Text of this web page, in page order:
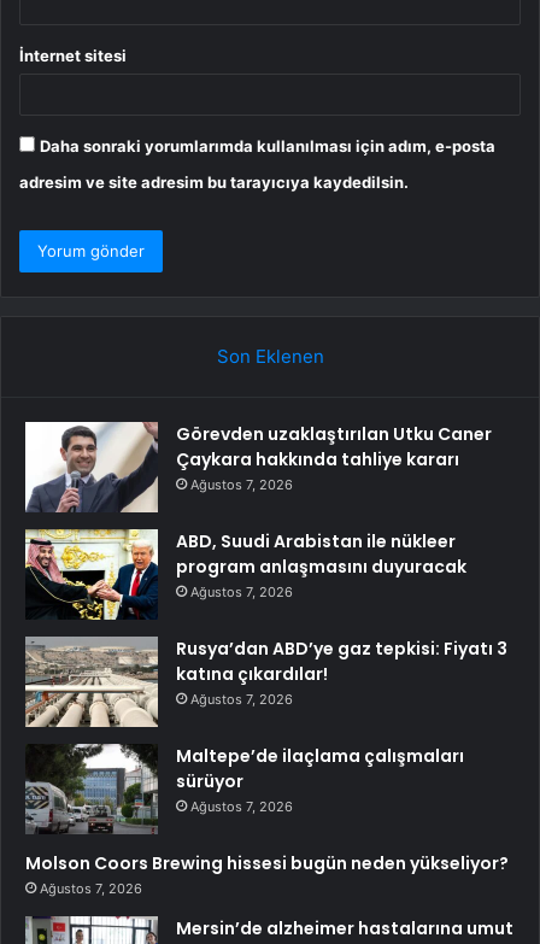
İnternet sitesi
Daha sonraki yorumlarımda kullanılması için adım, e-posta
adresim ve site adresim bu tarayıcıya kaydedilsin.
Son Eklenen
Görevden uzaklaştırılan Utku Caner
Çaykara hakkında tahliye kararı
Ağustos 7, 2026
ABD, Suudi Arabistan ile nükleer
program anlaşmasını duyuracak
Ağustos 7, 2026
Rusya’dan ABD’ye gaz tepkisi: Fiyatı 3
katına çıkardılar!
Ağustos 7, 2026
Maltepe’de ilaçlama çalışmaları
sürüyor
Ağustos 7, 2026
Molson Coors Brewing hissesi bugün neden yükseliyor?
Ağustos 7, 2026
Mersin’de alzheimer hastalarına umut